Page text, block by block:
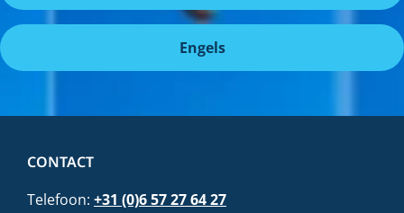
Engels
CONTACT
Telefoon: +31 (0)6 57 27 64 27